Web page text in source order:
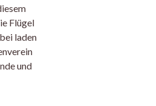
Flügel
laden
und